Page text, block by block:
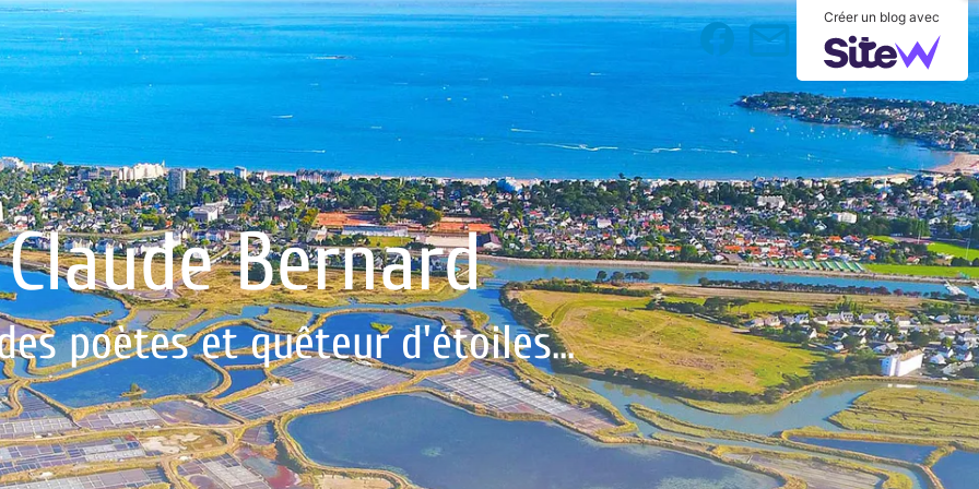
Créer un blog avec
mail_outline
Claude Bernard
poètes et quêteur d'étoiles...